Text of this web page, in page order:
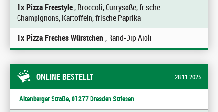
1x Pizza Freestyle, Broccoli, Currysoße, frische
Champignons, Kartoffeln, frische Paprika
1x Pizza Freches Würstchen, Rand-Dip Aioli
ONLINE BESTELLT 28.11.2025
Altenberger Straße, 01277 Dresden Striesen